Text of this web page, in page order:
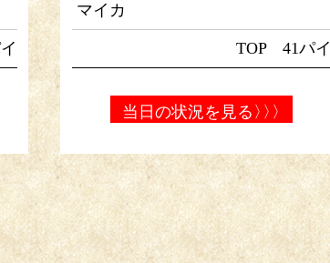
マイカ
TOP 41パイ
当日の状況を見る 〉〉〉